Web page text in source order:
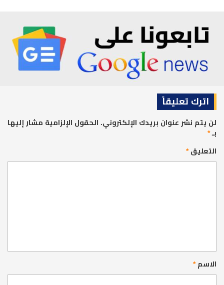
اترك تعليقاً
لن يتم نشر عنوان بريدك الإلكتروني. الحقول الإلزامية مشار إليها
بـ*
التعليق*
الاسم*